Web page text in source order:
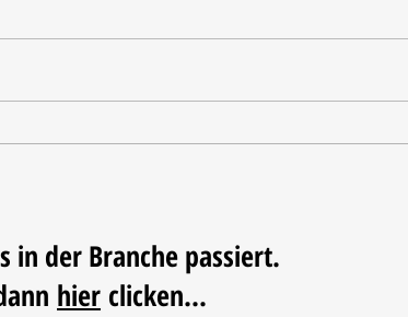
Tischdekoration mit Mehrwert:
in der Branche passiert.
hier clicken...